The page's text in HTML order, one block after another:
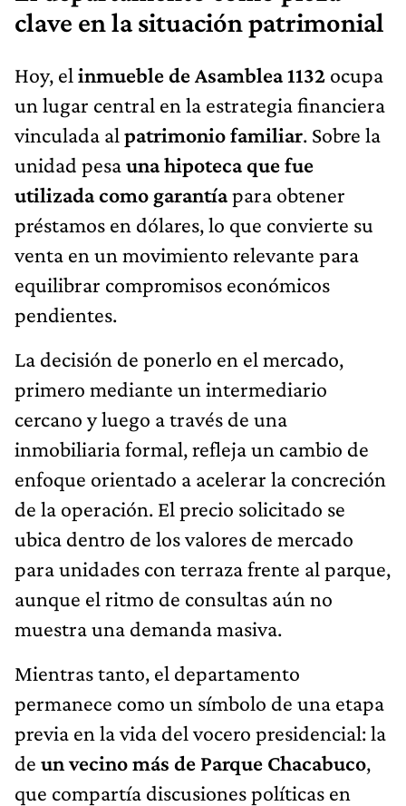
clave en la situación patrimonial
Hoy, el inmueble deAsamblea 1132 ocupa
un lugar central en la estrategia financiera
vinculada al patrimonio familiar. Sobre la
unidad pesauna hipoteca que fue
utilizada como garantíapara obtener
préstamos en dólares, lo que convierte su
venta en un movimiento relevante para
equilibrar compromisos económicos
pendientes.
La decisión de ponerlo en el mercado,
primero mediante un intermediario
cercano y luego a través de una
inmobiliaria formal, refleja un cambio de
enfoque orientado a acelerar la concreción
de la operación. El precio solicitado se
ubica dentro de los valores de mercado
para unidades con terraza frente al parque,
aunque el ritmo de consultas aún no
muestra una demanda masiva.
Mientras tanto, el departamento
permanece como un símbolo de una etapa
previa en la vida del vocero presidencial: la
de un vecino más de Parque Chacabuco,
que compartía discusiones políticas en